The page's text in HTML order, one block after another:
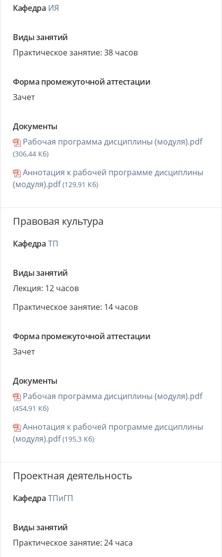
Кафедра ИЯ
Виды занятий
Практическое занятие: 38 часов
Форма промежуточной аттестации
Зачет
Документы
Рабочая программа дисциплины (модуля).pdf
(306,44 Кб)
Аннотация к рабочей программе дисциплины
(модуля).pdf(129,91 Кб)
Правовая культура
Кафедра ТП
Виды занятий
Лекция: 12 часов
Практическое занятие: 14 часов
Форма промежуточной аттестации
Зачет
Документы
Рабочая программа дисциплины (модуля).pdf
(454,91 Кб)
Аннотация к рабочей программе дисциплины
(модуля).pdf(195,3 Кб)
Проектная деятельность
Кафедра ТПиГП
Виды занятий
Практическое занятие: 24 часа